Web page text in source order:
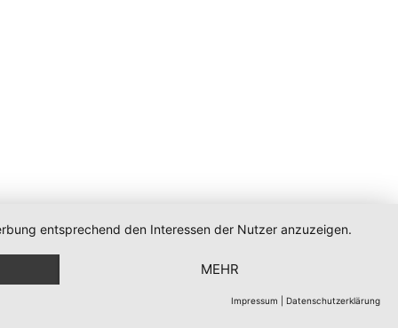
entsprechend den Interessen der Nutzer anzuzeigen.
MEHR
Impressum Datenschutzerklärung